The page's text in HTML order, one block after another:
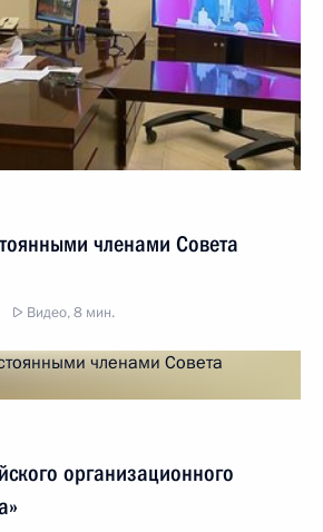
членами Совета
Видео, 8 мин.
организационного